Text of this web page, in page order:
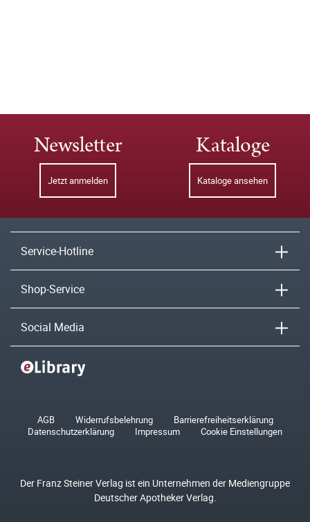
Newsletter
Jetzt anmelden
Kataloge
Kataloge ansehen
Service-Hotline
Shop-Service
Social Media
AGB Widerrufsbelehrung
Barrierefreiheitserklärung
Datenschutzerklärung
Impressum Cookie Einstellungen
Der Franz Steiner Verlag ist ein Unternehmen der Mediengruppe
Deutscher Apotheker Verlag.